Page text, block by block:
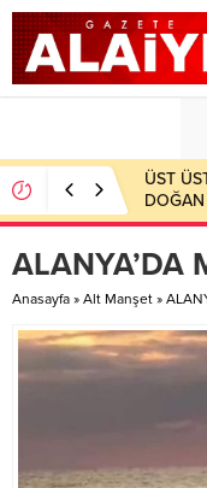
ALANYA’DA
Anasayfa » Alt Manşet »